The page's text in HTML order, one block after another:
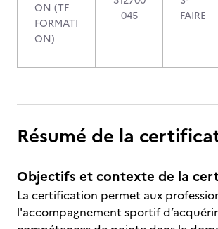
ON (TF
FORMATI
ON)
045
FAIRE
Résumé de la
Objectifs et contexte de la
La certification permet aux
l'accompagnement sportif